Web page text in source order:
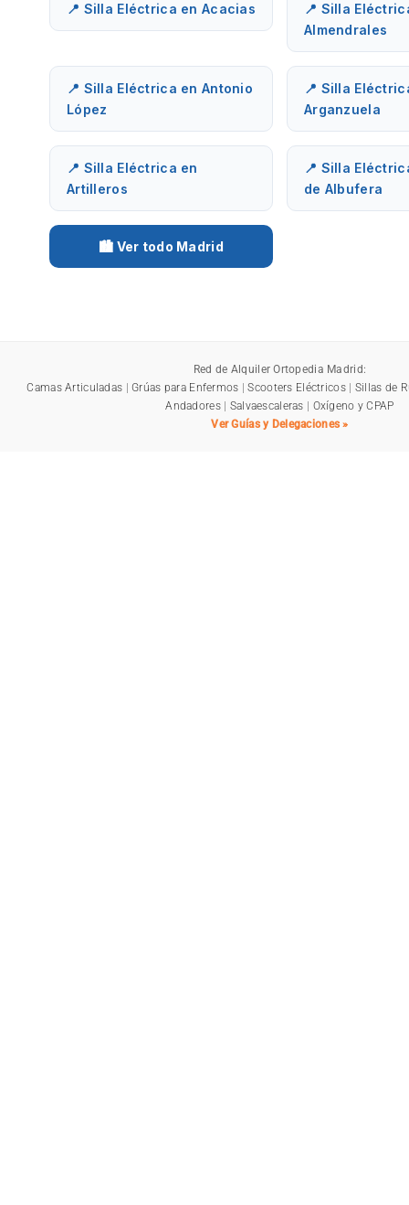
📍 Silla Eléctrica en Acacias
📍 Silla
Almendrales
📍 Silla Eléctrica en Antonio
López
📍 Silla
Arganzuela
📍 Silla Eléctrica en
Artilleros
📍 Silla
de Albufera
🏙️ Ver todo Madrid
Red de Alquiler Ortopedia Madrid:
Camas Articuladas |Grúas para Enfermos |Scooters Eléctricos| Sillas de
Andadores| Salvaescaleras | Oxígeno y CPAP
Ver Guías y Delegaciones »